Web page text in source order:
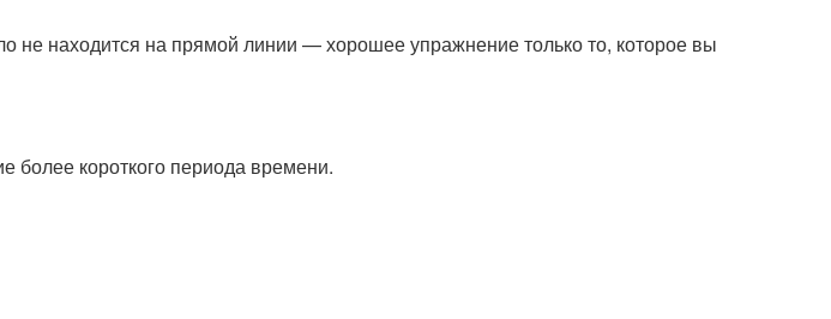
не находится на прямой линии — хорошее упражнение только то, которое вы
более короткого периода времени.